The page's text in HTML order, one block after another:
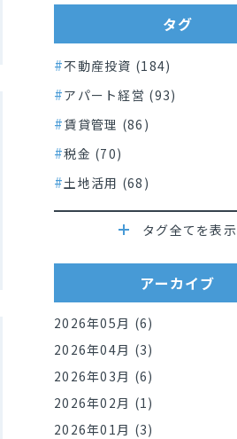
タグ
不動産投資 (184)
アパート経営 (93)
賃貸管理 (86)
税金 (70)
土地活用 (68)
タグ全てを表示
アーカイブ
2026年05月 (6)
2026年04月 (3)
2026年03月 (6)
2026年02月 (1)
2026年01月 (3)